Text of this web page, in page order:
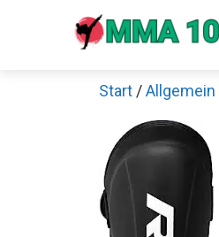
Start /Allgemein